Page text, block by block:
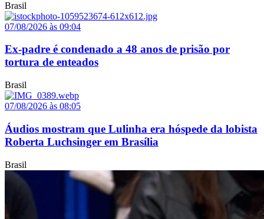
Brasil
07/08/2026 às 09:04
Ex-padre é condenado a 48 anos de prisão por
tortura de enteados
Brasil
07/08/2026 às 08:05
Áudios mostram que Lulinha era hóspede da lobista
Roberta Luchsinger em Brasília
Brasil